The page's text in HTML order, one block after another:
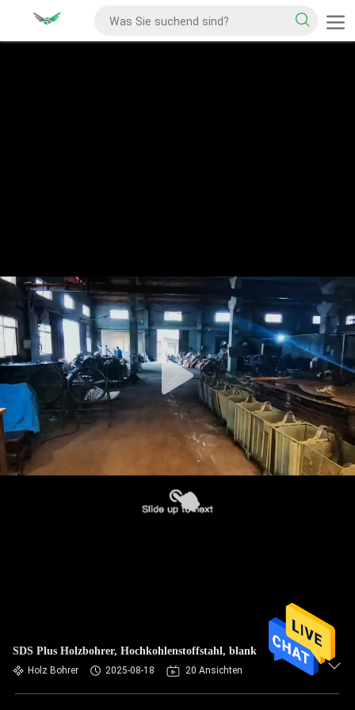
SDS Plus Holzbohrer, Hochkohlenstoffstahl, blank
Holz Bohrer 2025-08-18 20 Ansichten